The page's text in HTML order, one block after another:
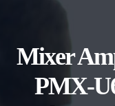
Mixer
PMX-